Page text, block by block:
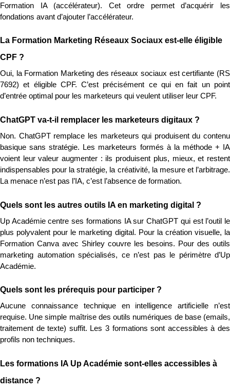
Formation IA (accélérateur). Cet ordre permet d’acquérir les
fondations avant d’ajouter l’accélérateur.
La Formation Marketing Réseaux Sociaux est-elle éligible
CPF ?
Oui, la Formation Marketing des réseaux sociaux est certifiante (RS
7692) et éligible CPF. C’est précisément ce qui en fait un point
d’entrée optimal pour les marketeurs qui veulent utiliser leur CPF.
ChatGPT va-t-il remplacer les marketeurs digitaux ?
Non. ChatGPT remplace les marketeurs qui produisent du contenu
basique sans stratégie. Les marketeurs formés à la méthode + IA
voient leur valeur augmenter : ils produisent plus, mieux, et restent
indispensables pour la stratégie, la créativité, la mesure et l’arbitrage.
La menace n’est pas l’IA, c’est l’absence de formation.
Quels sont les autres outils IA en marketing digital ?
Up Académie centre ses formations IA sur ChatGPT qui est l’outil le
plus polyvalent pour le marketing digital. Pour la création visuelle, la
Formation Canva avec Shirley couvre les besoins. Pour des outils
marketing automation spécialisés, ce n’est pas le périmètre d’Up
Académie.
Quels sont les prérequis pour participer ?
Aucune connaissance technique en intelligence artificielle n’est
requise. Une simple maîtrise des outils numériques de base (emails,
traitement de texte) suffit. Les 3 formations sont accessibles à des
profils non techniques.
Les formations IA Up Académie sont-elles accessibles à
distance ?